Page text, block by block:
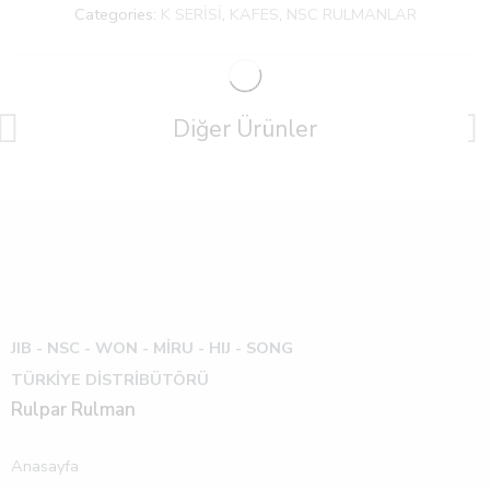
Categories: K SERİSİ , KAFES, NSC RULMANLAR
Diğer Ürünler
JIB - NSC - WON - MİRU - HIJ - SONG
TÜRKİYE DİSTRİBÜTÖRÜ
Rulpar Rulman
Anasayfa